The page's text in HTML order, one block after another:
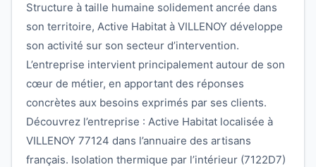
Structure à taille humaine solidement ancrée dans
son territoire, Active Habitat à VILLENOY développe
son activité sur son secteur d’intervention.
L’entreprise intervient principalement autour de son
cœur de métier, en apportant des réponses
concrètes aux besoins exprimés par ses clients.
Découvrez l’entreprise : Active Habitat localisée à
VILLENOY 77124 dans l’annuaire des artisans
français. Isolation thermique par l’intérieur (7122D7)